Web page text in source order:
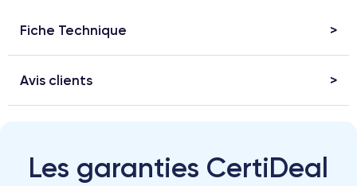
Fiche Technique
Avis clients
Les garanties CertiDeal